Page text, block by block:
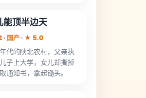
能顶半边天
· 国产 · ★ 5.0
代的陕北农村，父亲执
子上大学，女儿却撕掉
通知书，拿起锄头。